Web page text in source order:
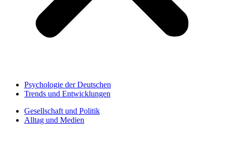
Psychologie der Deutschen
Trends und Entwicklungen
Gesellschaft und Politik
Alltag und Medien